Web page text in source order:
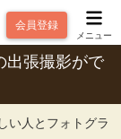
会員登録
メニュー
出張撮影がで
い人とフォトグラ